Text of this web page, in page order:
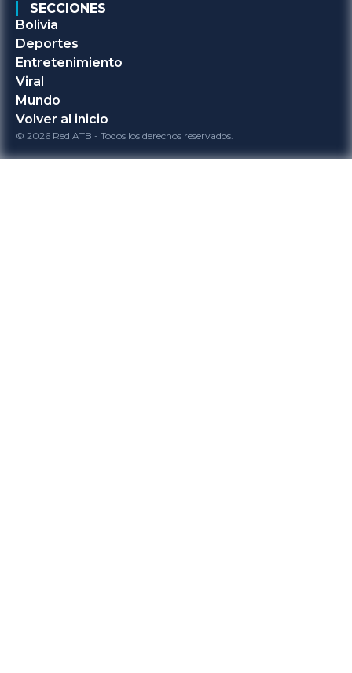
SECCIONES
Bolivia
Deportes
Entretenimiento
Viral
Mundo
Volver al inicio
© 2026 Red ATB - Todos los derechos reservados.